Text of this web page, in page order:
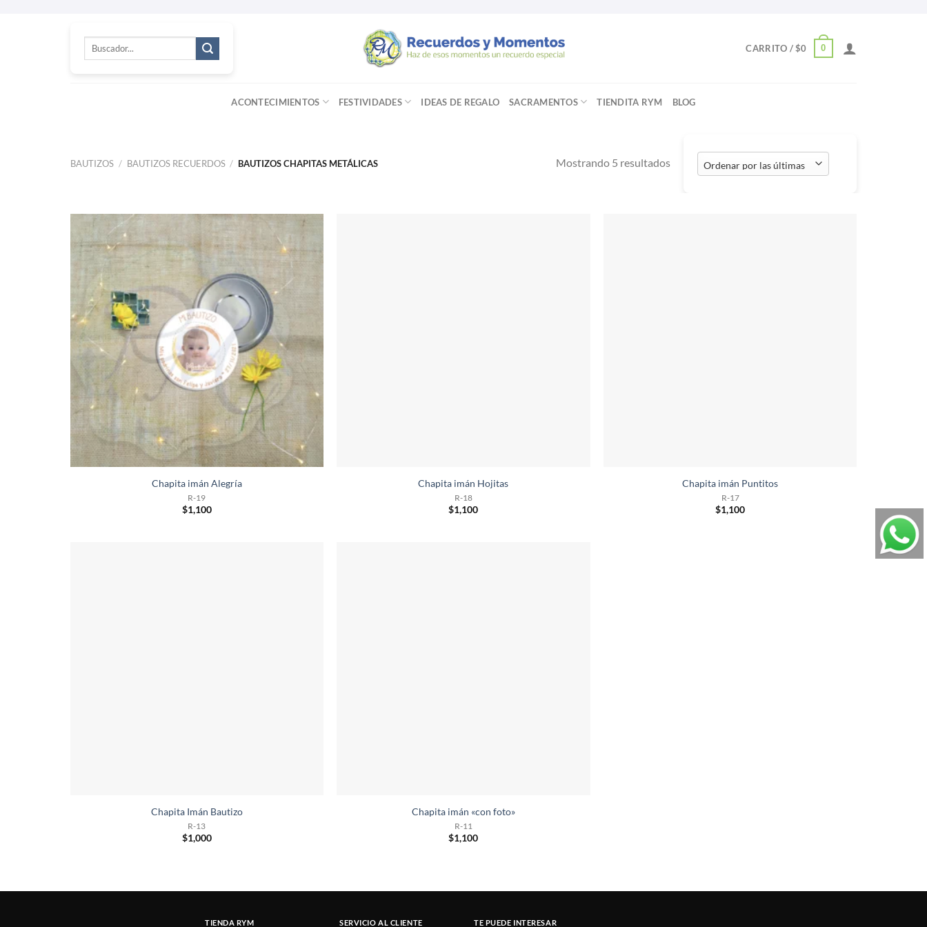
Buscar
CARRITO /$0 0
ACONTECIMIENTOS FESTIVIDADES IDEAS DE REGALO SACRAMENTOS TIENDITA RYM BLOG
BAUTIZOS / BAUTIZOS RECUERDOS / BAUTIZOS CHAPITAS METÁLICAS Mostrando 5 resultados Ordenado
Chapita imán Alegría
R-19
$1,100
Chapita imán Hojitas
R-18
$1,100
Chapita imán Puntitos
R-17
$1,100
Chapita Imán Bautizo
R-13
$1,000
Chapita imán «con foto»
R-11
$1,100
TIENDA RYM SERVICIO AL CLIENTE TE PUEDE INTERESAR